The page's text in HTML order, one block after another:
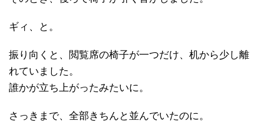
ギィ、と。
振り向くと、閲覧席の椅子が一つだけ、机から少し離
れていました。
誰かが立ち上がったみたいに。
さっきまで、全部きちんと並んでいたのに。